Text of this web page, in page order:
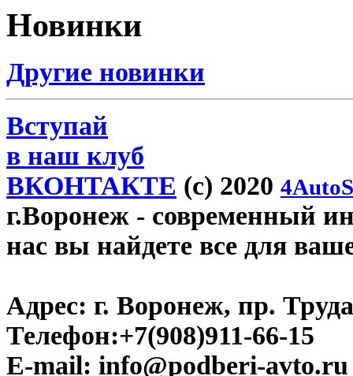
Новинки
Другие новинки
Вступай
в наш клуб
ВКОНТАКТЕ (c) 2020
г.Воронеж - современный
нас вы найдете все для
Адрес: г. Воронеж, пр.
Телефон:+7(908)911-66-15
E-mail: info@podberi-avto.ru